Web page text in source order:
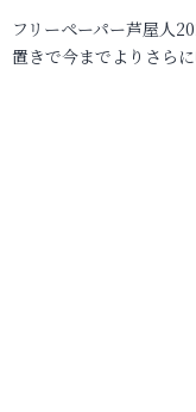
フリーペーパー芦屋人
置きで今までよりさら